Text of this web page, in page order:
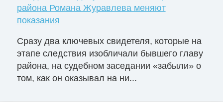
района Романа Журавлева меняют
показания
Сразу два ключевых свидетеля, которые на
этапе следствия изобличали бывшего главу
района, на судебном заседании «забыли» о
том, как он оказывал на ни...